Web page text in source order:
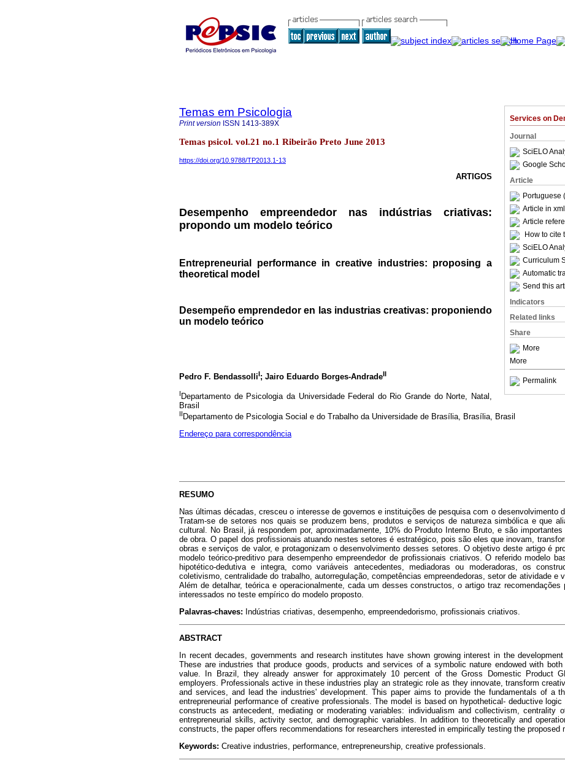
Services on
Journal
SciELO
Google
Article
Portuguese
Article in
Article
How to cite
SciELO
Curriculum
Automatic
Send this
Indicators
Related links
Share
More
More
Permalink
Temas em Psicologia
Print version ISSN 1413-389X
Temas psicol. vol.21 no.1 Ribeirão Preto June 2013
https://doi.org/10.9788/TP2013.1-13
ARTIGOS
Desempenho empreendedor nas indústrias criativas:
propondo um modelo teórico
Entrepreneurial performance in creative industries: proposing a
theoretical model
Desempeño emprendedor en las industrias creativas: proponiendo
un modelo teórico
Pedro F. BendassolliI; Jairo Eduardo Borges-AndradeII
IDepartamento de Psicologia da Universidade Federal do Rio Grande do Norte, Natal,
Brasil
II Departamento de Psicologia Social e do Trabalho da Universidade de Brasília, Brasília, Brasil
Endereço para correspondência
RESUMO
Nas últimas décadas, cresceu o interesse de governos e instituições de pesquisa com o desenvolvimento
Tratam-se de setores nos quais se produzem bens, produtos e serviços de natureza simbólica e que
cultural. No Brasil, já respondem por, aproximadamente, 10% do Produto Interno Bruto, e são importantes
de obra. O papel dos profissionais atuando nestes setores é estratégico, pois são eles que inovam,
obras e serviços de valor, e protagonizam o desenvolvimento desses setores. O objetivo deste artigo é
modelo teórico-preditivo para desempenho empreendedor de profissionais criativos. O referido modelo
hipotético-dedutiva e integra, como variáveis antecedentes, mediadoras ou moderadoras, os
coletivismo, centralidade do trabalho, autorregulação, competências empreendedoras, setor de atividade e
Além de detalhar, teórica e operacionalmente, cada um desses constructos, o artigo traz recomendações
interessados no teste empírico do modelo proposto.
Palavras-chaves: Indústrias criativas, desempenho, empreendedorismo, profissionais criativos.
ABSTRACT
In recent decades, governments and research institutes have shown growing interest in the
These are industries that produce goods, products and services of a symbolic nature endowed with both
value. In Brazil, they already answer for approximately 10 percent of the Gross Domestic Product
employers. Professionals active in these industries play an strategic role as they innovate, transform
and services, and lead the industries' development. This paper aims to provide the fundamentals of a
entrepreneurial performance of creative professionals. The model is based on hypothetical- deductive
constructs as antecedent, mediating or moderating variables: individualism and collectivism, centrality
entrepreneurial skills, activity sector, and demographic variables. In addition to theoretically and
constructs, the paper offers recommendations for researchers interested in empirically testing the proposed
Keywords: Creative industries, performance, entrepreneurship, creative professionals.